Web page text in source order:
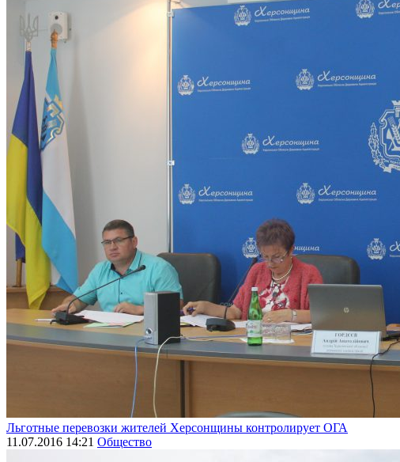
Льготные перевозки жителей Херсонщины контролирует ОГА
11.07.2016 14:21 Общество